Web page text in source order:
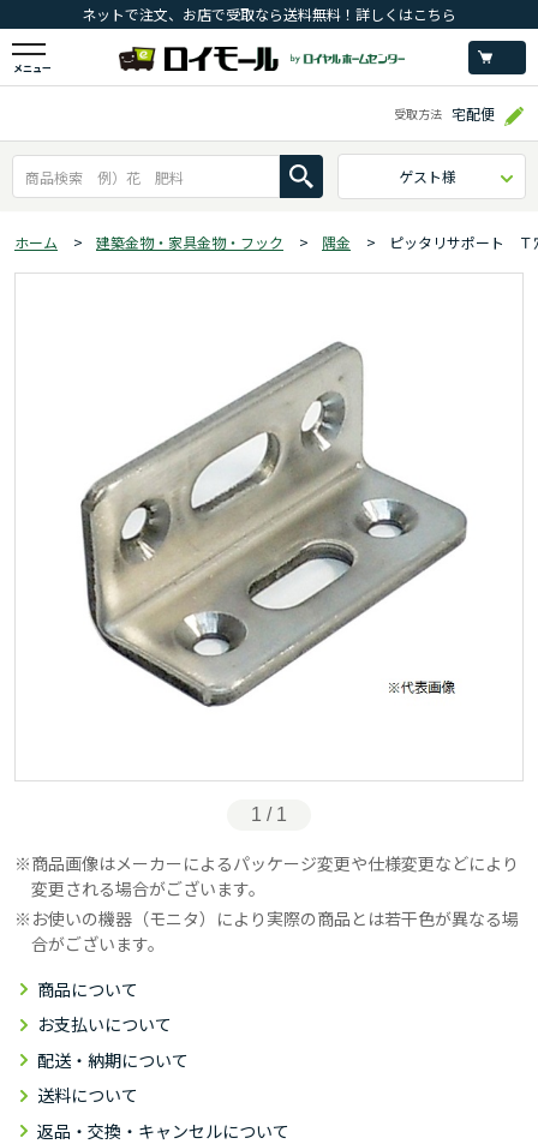
ネットで注文、お店で受取なら送料無料！詳しくはこちら
メニュー
受取方法 宅配便
ゲスト様
ホーム > 建築金物・家具金物・フック > 隅金 > ピッタリサポート
1 / 1
商品画像はメーカーによるパッケージ変更や仕様変更などにより
変更される場合がございます。
お使いの機器（モニタ）により実際の商品とは若干色が異なる場
合がございます。
商品について
お支払いについて
配送・納期について
送料について
返品・交換・キャンセルについて